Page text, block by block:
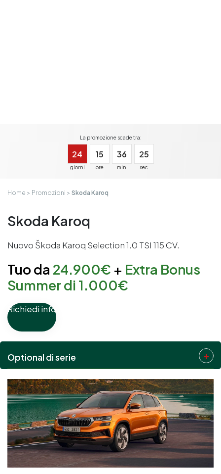
La promozione scade tra:
24 15 36 24
Home Promozioni Skoda Karoq
Skoda Karoq
Nuovo Škoda Karoq Selection 1.0 TSI 115 CV.
Tuo da 24.900€ + Extra Bonus
Summer di 1.000€
Richiedi info
Optional di serie